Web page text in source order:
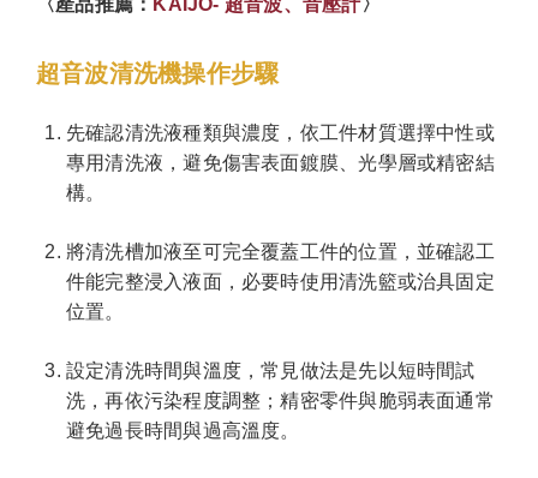
〈產品推薦： KAIJO- 超音波、音壓計〉
超音波清洗機操作步驟
先確認清洗液種類與濃度，依工件材質選擇中性或
專用清洗液，避免傷害表面鍍膜、光學層或精密結
構。
將清洗槽加液至可完全覆蓋工件的位置，並確認工
件能完整浸入液面，必要時使用清洗籃或治具固定
位置。
設定清洗時間與溫度，常見做法是先以短時間試
洗，再依污染程度調整；精密零件與脆弱表面通常
避免過長時間與過高溫度。